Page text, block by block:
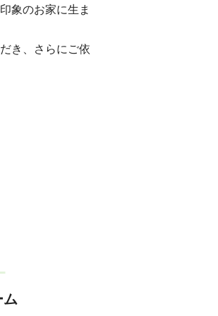
象のお家に生ま
き、さらにご依
ム